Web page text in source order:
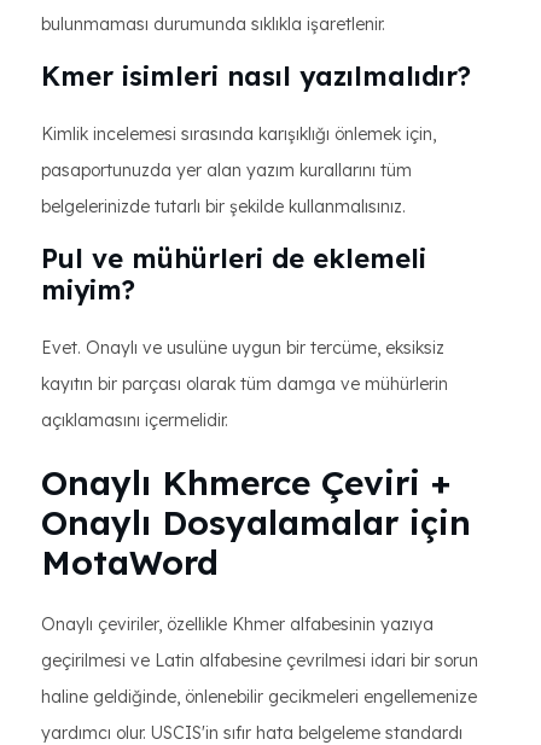
bulunmaması durumunda sıklıkla işaretlenir.
Kmer isimleri nasıl yazılmalıdır?
Kimlik incelemesi sırasında karışıklığı önlemek için,
pasaportunuzda yer alan yazım kurallarını tüm
belgelerinizde tutarlı bir şekilde kullanmalısınız.
Pul ve mühürleri de eklemeli
miyim?
Evet. Onaylı ve usulüne uygun bir tercüme, eksiksiz
kayıtın bir parçası olarak tüm damga ve mühürlerin
açıklamasını içermelidir.
Onaylı Khmerce Çeviri +
Onaylı Dosyalamalar için
MotaWord
Onaylı çeviriler, özellikle Khmer alfabesinin yazıya
geçirilmesi ve Latin alfabesine çevrilmesi idari bir sorun
haline geldiğinde, önlenebilir gecikmeleri engellemenize
yardımcı olur. USCIS'in sıfır hata belgeleme standardı